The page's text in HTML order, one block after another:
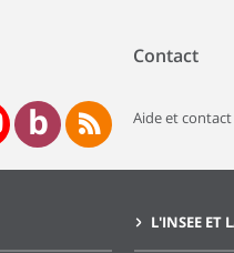
Contact
Aide et contact
L'INSEE ET